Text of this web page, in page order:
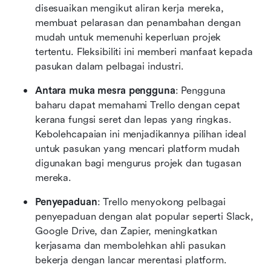
disesuaikan mengikut aliran kerja mereka,
membuat pelarasan dan penambahan dengan
mudah untuk memenuhi keperluan projek
tertentu. Fleksibiliti ini memberi manfaat kepada
pasukan dalam pelbagai industri.
Antara muka mesra pengguna: Pengguna
baharu dapat memahami Trello dengan cepat
kerana fungsi seret dan lepas yang ringkas.
Kebolehcapaian ini menjadikannya pilihan ideal
untuk pasukan yang mencari platform mudah
digunakan bagi mengurus projek dan tugasan
mereka.
Penyepaduan: Trello menyokong pelbagai
penyepaduan dengan alat popular seperti Slack,
Google Drive, dan Zapier, meningkatkan
kerjasama dan membolehkan ahli pasukan
bekerja dengan lancar merentasi platform.